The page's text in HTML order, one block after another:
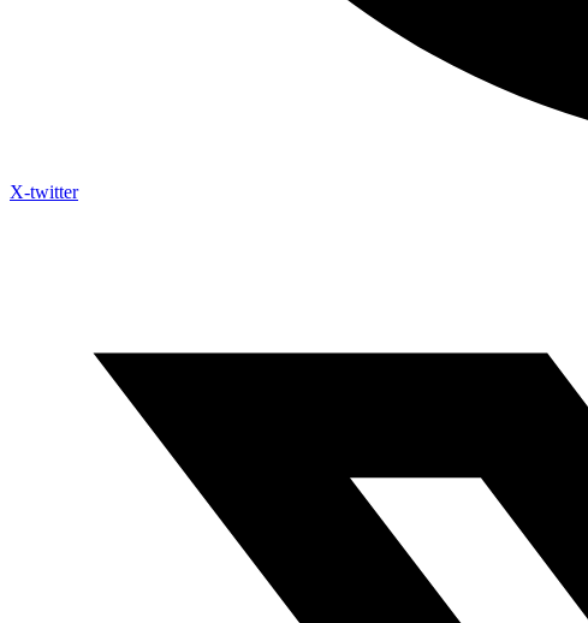
X-twitter